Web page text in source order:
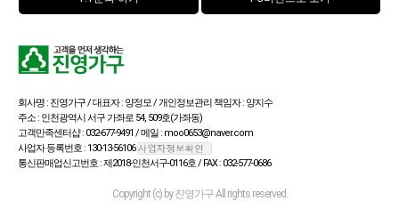
회사명 : 진영가구 / 대표자 : 양정모 / 개인정보관리 책임자 : 양지수
주소 : 인천광역시 서구 가좌로 54, 509호(가좌동)
고객만족센터샵 : 032-677-9491 / 메일 : moo0653@naver.com
사업자 등록번호 : 130-13-56106
통신판매업신고번호 : 제2018-인천서구-0116호 / FAX : 032-577-0686
Copyright (c) by 진영가구 All rights reserved.